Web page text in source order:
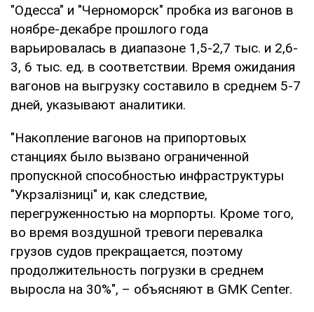
"Одесса" и "Черноморск" пробка из вагонов в
ноябре-декабре прошлого года
варьировалась в диапазоне 1,5-2,7 тыс. и 2,6-
3, 6 тыс. ед. в соответствии. Время ожидания
вагонов на выгрузку составило в среднем 5-7
дней, указывают аналитики.
"Накопление вагонов на припортовых
станциях было вызвано ограниченной
пропускной способностью инфраструктуры
"Укрзалізниці" и, как следствие,
перегруженностью на морпорты. Кроме того,
во время воздушной тревоги перевалка
грузов судов прекращается, поэтому
продолжительность погрузки в среднем
выросла на 30%", – объясняют в GMK Center.